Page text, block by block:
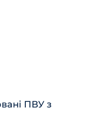
ПВУ з